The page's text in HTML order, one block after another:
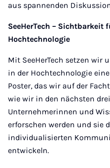
aus spannenden
SeeHerTech –
Hochtechnologie
Mit SeeHerTech setzen wir
in der Hochtechnologie
Poster, das wir auf der
wie wir in den nächsten
Unternehmerinnen und
erforschen werden und sie
individualisierten
entwickeln.